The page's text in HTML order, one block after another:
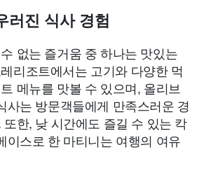
러진 식사 경험
없는 즐거움 중 하나는 맛있는
리조트에서는 고기와 다양한 먹
메뉴를 맛볼 수 있으며, 올리브
사는 방문객들에게 만족스러운 경
한, 낮 시간에도 즐길 수 있는 칵
이스로 한 마티니는 여행의 여유